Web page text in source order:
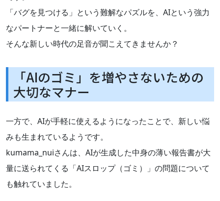
「バグを見つける」という難解なパズルを、AIという強力
なパートナーと一緒に解いていく。
そんな新しい時代の足音が聞こえてきませんか？
「AIのゴミ」を増やさないための
大切なマナー
一方で、AIが手軽に使えるようになったことで、新しい悩
みも生まれているようです。
kumama_nuiさんは、AIが生成した中身の薄い報告書が大
量に送られてくる「AIスロップ（ゴミ）」の問題について
も触れていました。